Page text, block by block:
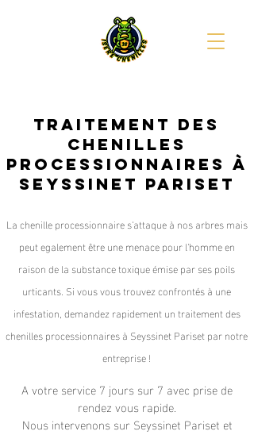
Traitement des
chenilles
processionnaires à
Seyssinet Pariset
La chenille processionnaire s'attaque à nos arbres mais
peut egalement être une menace pour l'homme en
raison de la substance toxique émise par ses poils
urticants. Si vous vous trouvez confrontés à une
infestation, demandez rapidement un traitement des
chenilles processionnaires à Seyssinet Pariset par notre
entreprise !
A votre service 7 jours sur 7 avec prise de
rendez vous rapide.
Nous intervenons sur Seyssinet Pariset et